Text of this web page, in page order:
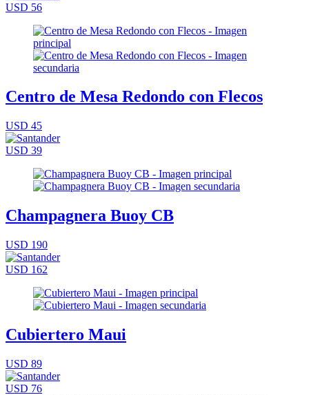
USD 56
Centro de Mesa Redondo con Flecos
USD 45
USD 39
Champagnera Buoy CB
USD 190
USD 162
Cubiertero Maui
USD 89
USD 76